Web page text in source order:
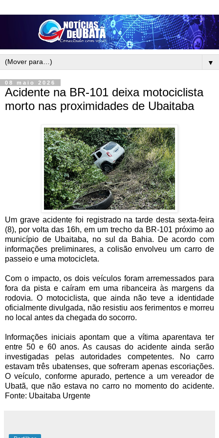
▼
08 maio 2026
Acidente na BR-101 deixa motociclista
morto nas proximidades de Ubaitaba
Um grave acidente foi registrado na tarde desta sexta-feira
(8), por volta das 16h, em um trecho da BR-101 próximo ao
município de Ubaitaba, no sul da Bahia. De acordo com
informações preliminares, a colisão envolveu um carro de
passeio e uma motocicleta.
Com o impacto, os dois veículos foram arremessados para
fora da pista e caíram em uma ribanceira às margens da
rodovia. O motociclista, que ainda não teve a identidade
oficialmente divulgada, não resistiu aos ferimentos e morreu
no local antes da chegada do socorro.
Informações iniciais apontam que a vítima aparentava ter
entre 50 e 60 anos. As causas do acidente ainda serão
investigadas pelas autoridades competentes. No carro
estavam três ubatenses, que sofreram apenas escoriações.
O veículo, conforme apurado, pertence a um vereador de
Ubatã, que não estava no carro no momento do acidente.
Fonte: Ubaitaba Urgente